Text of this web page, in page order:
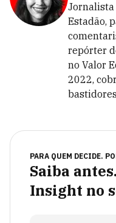
Jornalista
Estadão,
repórter
no Valor
2022,
PARA QUEM DECIDE.
Saiba
Insight no